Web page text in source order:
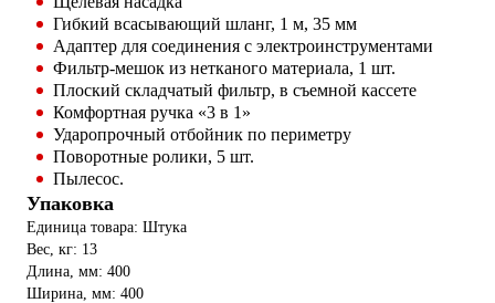
Гибкий всасывающий шланг, 1 м, 35 мм
Адаптер для соединения с электроинструментами
Фильтр-мешок из нетканого материала, 1 шт.
Плоский складчатый фильтр, в съемной кассете
Комфортная ручка «3 в 1»
Ударопрочный отбойник по периметру
Поворотные ролики, 5 шт.
Пылесос.
Упаковка
Единица товара: Штука
Вес, кг: 13
Длина, мм: 400
Ширина, мм: 400